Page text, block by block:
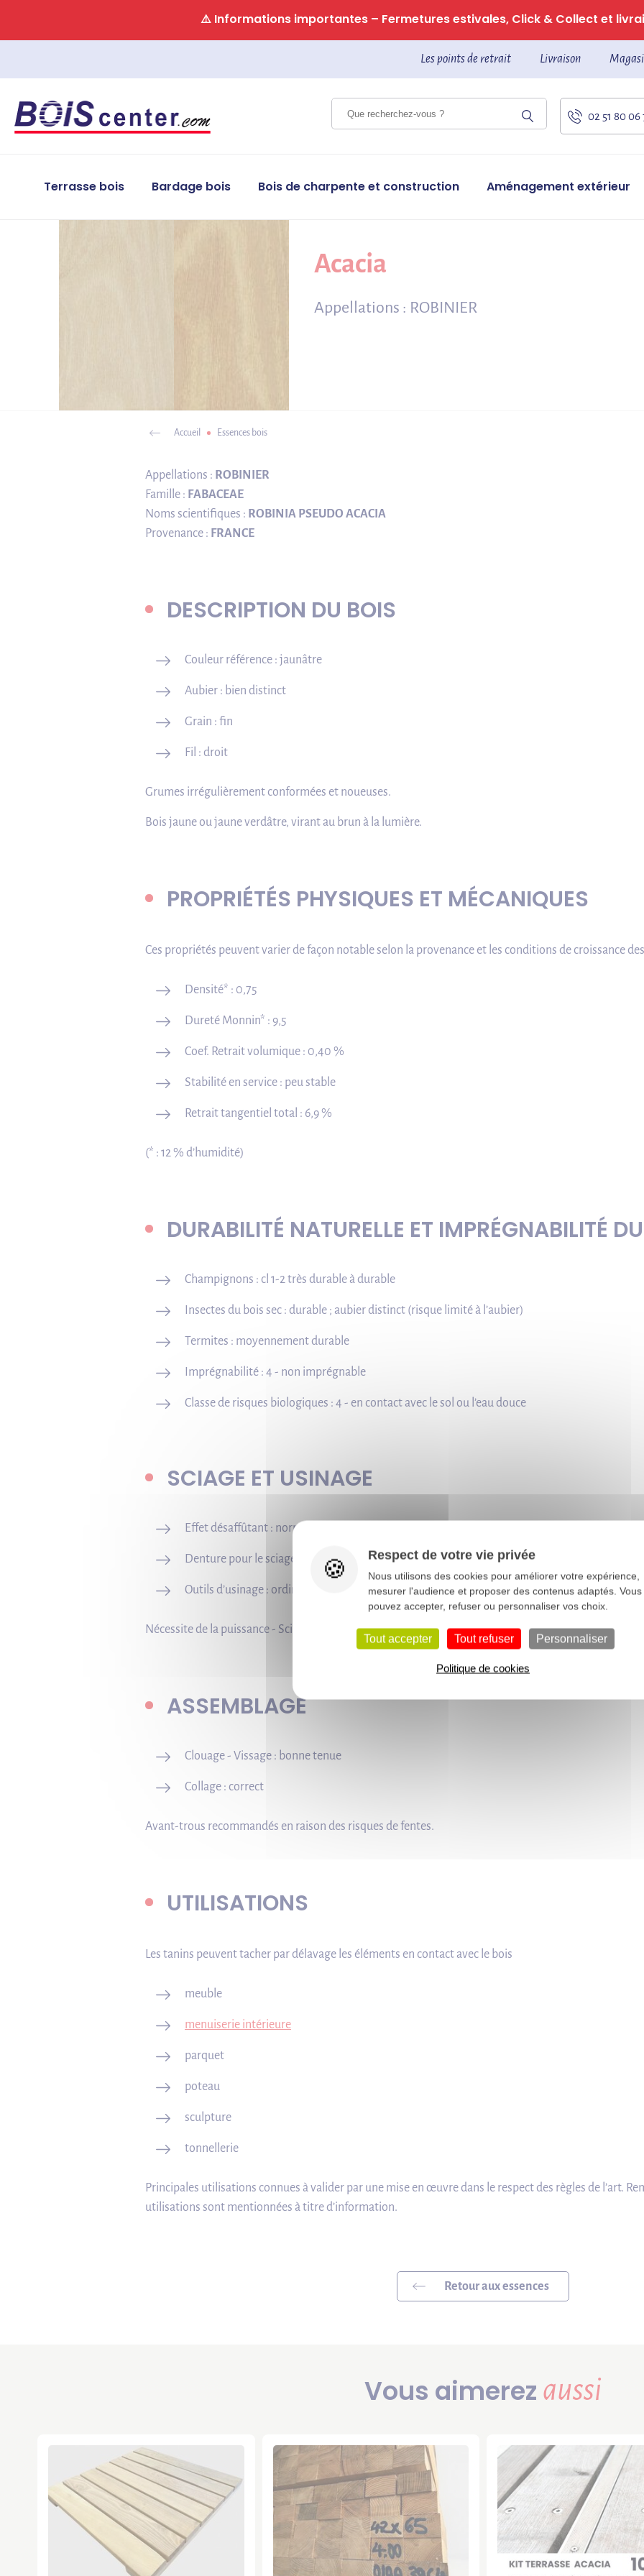
⚠️ Informations importantes – Fermetures estivales, Click & Collect et
Les points de retrait Livraison
02 51 80 06
Terrasse bois Bardage bois Bois de charpente et construction Aménagement extérieur
Acacia
Appellations : ROBINIER
Accueil Essences bois
Appellations : ROBINIER
Famille : FABACEAE
Noms scientifiques : ROBINIA PSEUDO ACACIA
Provenance : FRANCE
DESCRIPTION DU BOIS
Couleur référence : jaunâtre
Aubier : bien distinct
Grain : fin
Fil : droit
Grumes irrégulièrement conformées et noueuses.
Bois jaune ou jaune verdâtre, virant au brun à la lumière.
PROPRIÉTÉS PHYSIQUES ET MÉCANIQUES
Ces propriétés peuvent varier de façon notable selon la provenance et les conditions de croissance
Densité* : 0,75
Dureté Monnin* : 9,5
Coef. Retrait volumique : 0,40 %
Stabilité en service : peu stable
Retrait tangentiel total : 6,9 %
(* : 12 % d’humidité)
DURABILITÉ NATURELLE ET IMPRÉGNABILITÉ
Champignons : cl 1-2 très durable à durable
Insectes du bois sec : durable ; aubier distinct (risque limité à l’aubier)
Termites : moyennement durable
Imprégnabilité : 4 - non imprégnable
Classe de risques biologiques : 4 - en contact avec le sol ou l’eau douce
SCIAGE ET USINAGE
Effet désaffûtant : normal
Denture pour le sciage : acier ordinaire ou alli
Outils d’usinage : ordinaire
Nécessite de la puissance - Sciage par retournement conseillé (tensions internes) - quelques
ASSEMBLAGE
Clouage - Vissage : bonne tenue
Collage : correct
Avant-trous recommandés en raison des risques de fentes.
UTILISATIONS
Les tanins peuvent tacher par délavage les éléments en contact avec le bois
meuble
menuiserie intérieure
parquet
poteau
sculpture
tonnellerie
Principales utilisations connues à valider par une mise en œuvre dans le respect des règles de l’art.
utilisations sont mentionnées à titre d’information.
Retour aux essences
Vous aimerez aussi
Respect de votre vie privée
Nous utilisons des cookies pour améliorer votre expérience,
mesurer l'audience et proposer des contenus adaptés. Vous
pouvez accepter, refuser ou personnaliser vos choix.
Tout accepter Tout refuser Personnaliser
Politique de cookies